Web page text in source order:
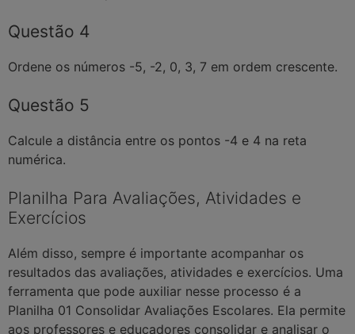
Questão 4
Ordene os números -5, -2, 0, 3, 7 em ordem crescente.
Questão 5
Calcule a distância entre os pontos -4 e 4 na reta
numérica.
Planilha Para Avaliações, Atividades e
Exercícios
Além disso, sempre é importante acompanhar os
resultados das avaliações, atividades e exercícios. Uma
ferramenta que pode auxiliar nesse processo é a
Planilha 01 Consolidar Avaliações Escolares. Ela permite
aos professores e educadores consolidar e analisar o